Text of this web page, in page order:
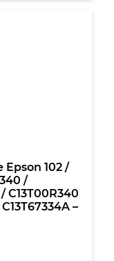
102 /
/
C13T00R340
–